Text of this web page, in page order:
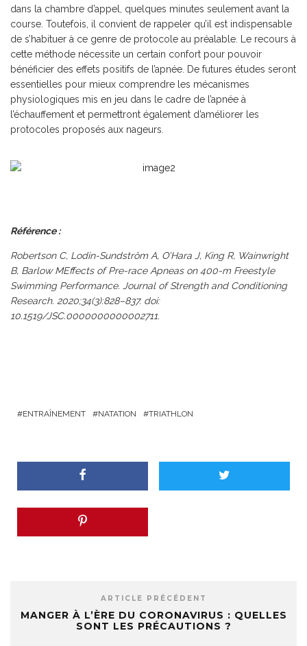
dans la chambre d’appel, quelques minutes seulement avant la
course. Toutefois, il convient de rappeler qu’il est indispensable
de s’habituer à ce genre de protocole au préalable. Le recours à
cette méthode nécessite un certain confort pour pouvoir
bénéficier des effets positifs de l’apnée. De futures études seront
essentielles pour mieux comprendre les mécanismes
physiologiques mis en jeu dans le cadre de l’apnée à
l’échauffement et permettront également d’améliorer les
protocoles proposés aux nageurs.
Référence :
Robertson C, Lodin-Sundström A, O’Hara J, King R, Wainwright
B, Barlow MEffects of Pre-race Apneas on 400-m Freestyle
Swimming Performance. Journal of Strength and Conditioning
Research. 2020;34(3):828–837. doi:
10.1519/JSC.0000000000002711.
ENTRAÎNEMENT NATATION TRIATHLON
ARTICLE PRÉCÉDENT
MANGER À L’ÈRE DU CORONAVIRUS : QUELLES
SONT LES PRÉCAUTIONS ?